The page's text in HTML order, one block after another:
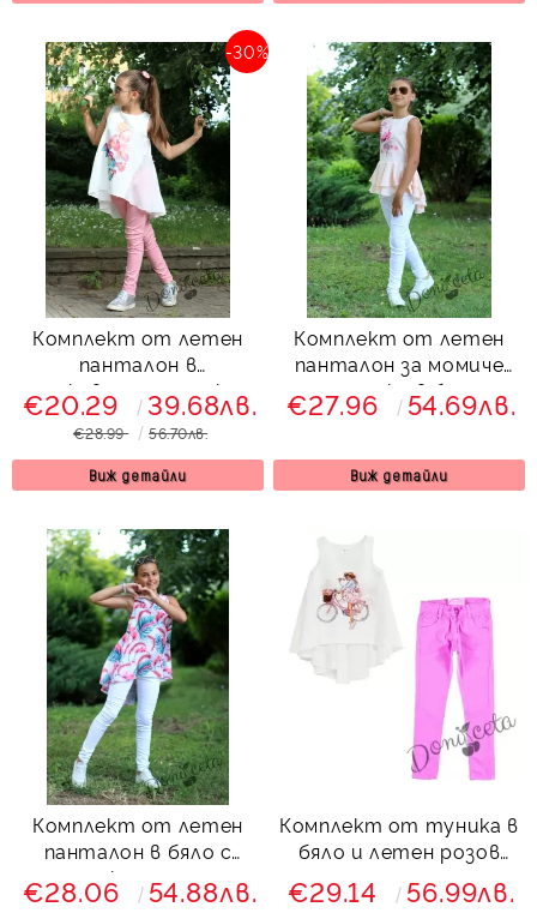
Комплект от летен
панталон в
прасковено с туника с
орхидеи
-30%
€20.29 39.68лв.
€28.99 56.70лв.
Виж детайли
Комплект от летен
панталон за момиче
тип дънки в бяло с
туника в прасковено с
€27.96 54.69лв.
Виж детайли
Комплект от летен
панталон в бяло с
туника с летни
мотиви
€28.06 54.88лв.
Комплект от туника в
бяло и летен розов
панталон за момиче
€29.14 56.99лв.